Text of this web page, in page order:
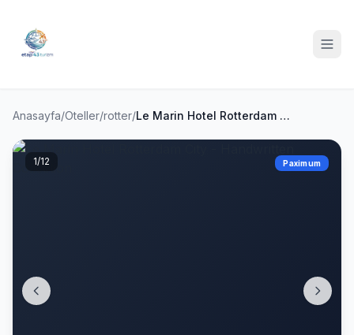
Anasayfa/Oteller/rotter/ Le Marin Hotel Rotterdam City - Handwritten Collection
Paximum
1/12